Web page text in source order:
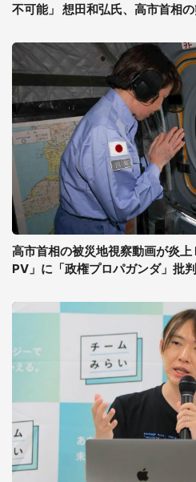
不可能」 想田和弘氏、高市首相
高市首相の被災地視察動画が炎
PV」に「政権プロパガンダ」批判